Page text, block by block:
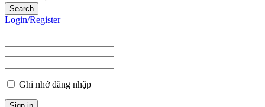
Login/Register
Ghi nhớ đăng nhập